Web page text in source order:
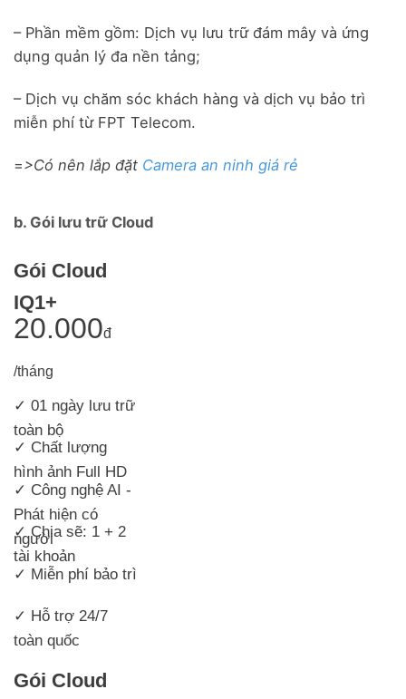
– Phần mềm gồm: Dịch vụ lưu trữ đám mây và ứng
dụng quản lý đa nền tảng;
– Dịch vụ chăm sóc khách hàng và dịch vụ bảo trì
miễn phí từ FPT Telecom.
=>Có nên lắp đặt Camera an ninh giá rẻ
b. Gói lưu trữ Cloud
Gói Cloud
IQ1+
20.000đ
/tháng
✓ 01 ngày lưu trữ
toàn bộ
✓ Chất lượng
hình ảnh Full HD
✓ Công nghệ AI -
Phát hiện có
người
✓ Chia sẽ: 1 + 2
tài khoản
✓ Miễn phí bảo trì
✓ Hỗ trợ 24/7
toàn quốc
Gói Cloud